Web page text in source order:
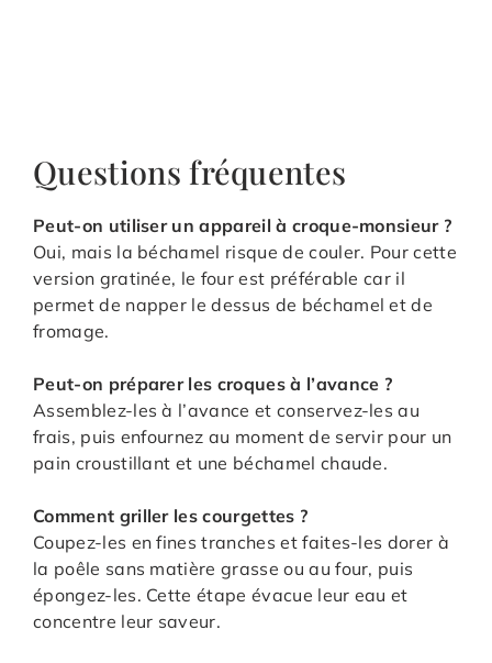
Questions fréquentes
Peut-on utiliser un appareil à croque-monsieur ?
Oui, mais la béchamel risque de couler. Pour cette
version gratinée, le four est préférable car il
permet de napper le dessus de béchamel et de
fromage.
Peut-on préparer les croques à l’avance ?
Assemblez-les à l’avance et conservez-les au
frais, puis enfournez au moment de servir pour un
pain croustillant et une béchamel chaude.
Comment griller les courgettes ?
Coupez-les en fines tranches et faites-les dorer à
la poêle sans matière grasse ou au four, puis
épongez-les. Cette étape évacue leur eau et
concentre leur saveur.